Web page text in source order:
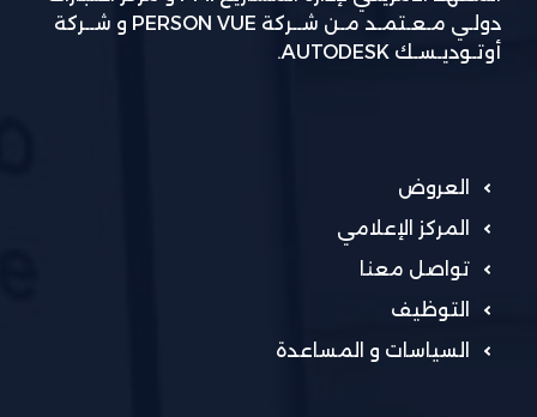
دولـي مـعـتمـد مـن شــركة PERSON VUE و شــركة
أوتـوديـسـك AUTODESK.
العروض
المركز الإعلامي
تواصل معنا
التوظيف
السياسات و المساعدة